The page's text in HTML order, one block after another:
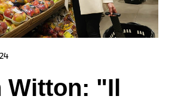
Witton: "Il